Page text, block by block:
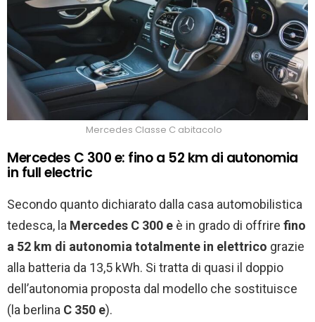
Mercedes Classe C abitacolo
Mercedes C 300 e: fino a 52 km di autonomia
in full electric
Secondo quanto dichiarato dalla casa automobilistica
tedesca, la Mercedes C 300 e è in grado di offrire fino
a 52 km di autonomia totalmente in elettrico grazie
alla batteria da 13,5 kWh. Si tratta di quasi il doppio
dell’autonomia proposta dal modello che sostituisce
(la berlina C 350 e).